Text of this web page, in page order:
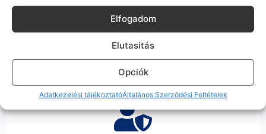
Elfogadom
Elutasitás
Opciók
Adatkezelési tájékoztatóÁltalános Szerződési Feltételek
100% Elérhetőség
Sok éve a szegedi piac meghatározó szereplői vagyunk.
Nem egy arctalan webshop vagyunk: ha kérdésed van, élő
minket Szegeden.